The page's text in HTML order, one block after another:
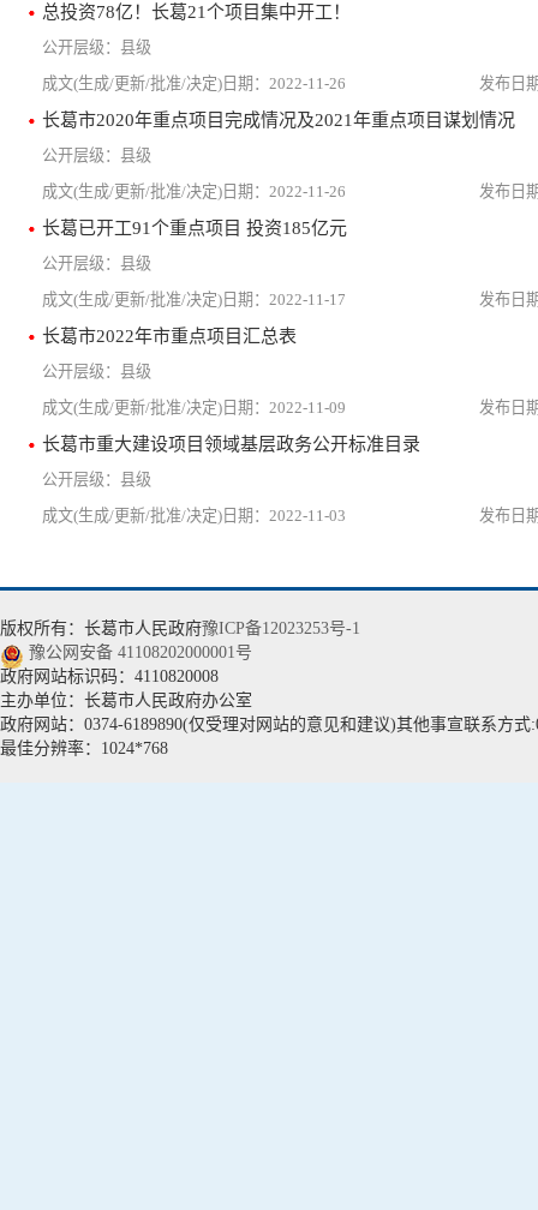
总投资78亿！长葛21个项目集中开工！
县级
2022-11-26
长葛市2020年重点项目完成情况及2021年重点项目谋划情况
县级
2022-11-26
长葛已开工91个重点项目 投资185亿元
县级
2022-11-17
长葛市2022年市重点项目汇总表
县级
2022-11-09
长葛市重大建设项目领域基层政务公开标准目录
县级
2022-11-03
版权所有：长葛市人民政府豫ICP备12023253号-1
豫公网安备 41108202000001号
政府网站标识码：4110820008
主办单位：长葛市人民政府办公室
政府网站：0374-6189890(仅受理对网站的意见和建议)其他事宣联系方式
最佳分辨率：1024*768